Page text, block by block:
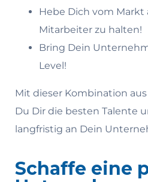
Hebe Dich vom Markt
Mitarbeiter zu halten!
Bring Dein
Level!
Mit dieser Kombination
Du Dir die besten Talente
langfristig an Dein
Schaffe eine